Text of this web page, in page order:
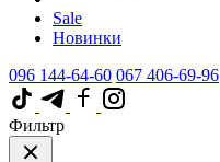
Sale
Новинки
096 144-64-60 067 406-69-96
Фильтр